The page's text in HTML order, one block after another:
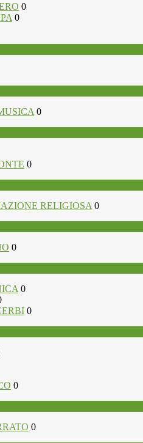
0
0
0
0
RELIGIOSA 0
0
0
0
0
0